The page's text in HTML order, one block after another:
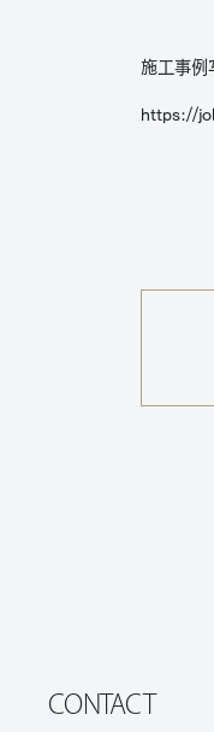
施工事例
https://
CONTACT